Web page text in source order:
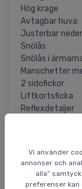
Vi använder
annonser och
alla”
preferenser kan
Hög krage
Avtagbar huva
Justerbar
Snölås
Snölås i
Manschetter
2 sidofickor
Liftkortsficka
Reflexdetaljer
=
inte in fler när
finns på lager